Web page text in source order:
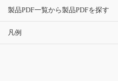
製品PDF一覧から製品PDFを探す
凡例